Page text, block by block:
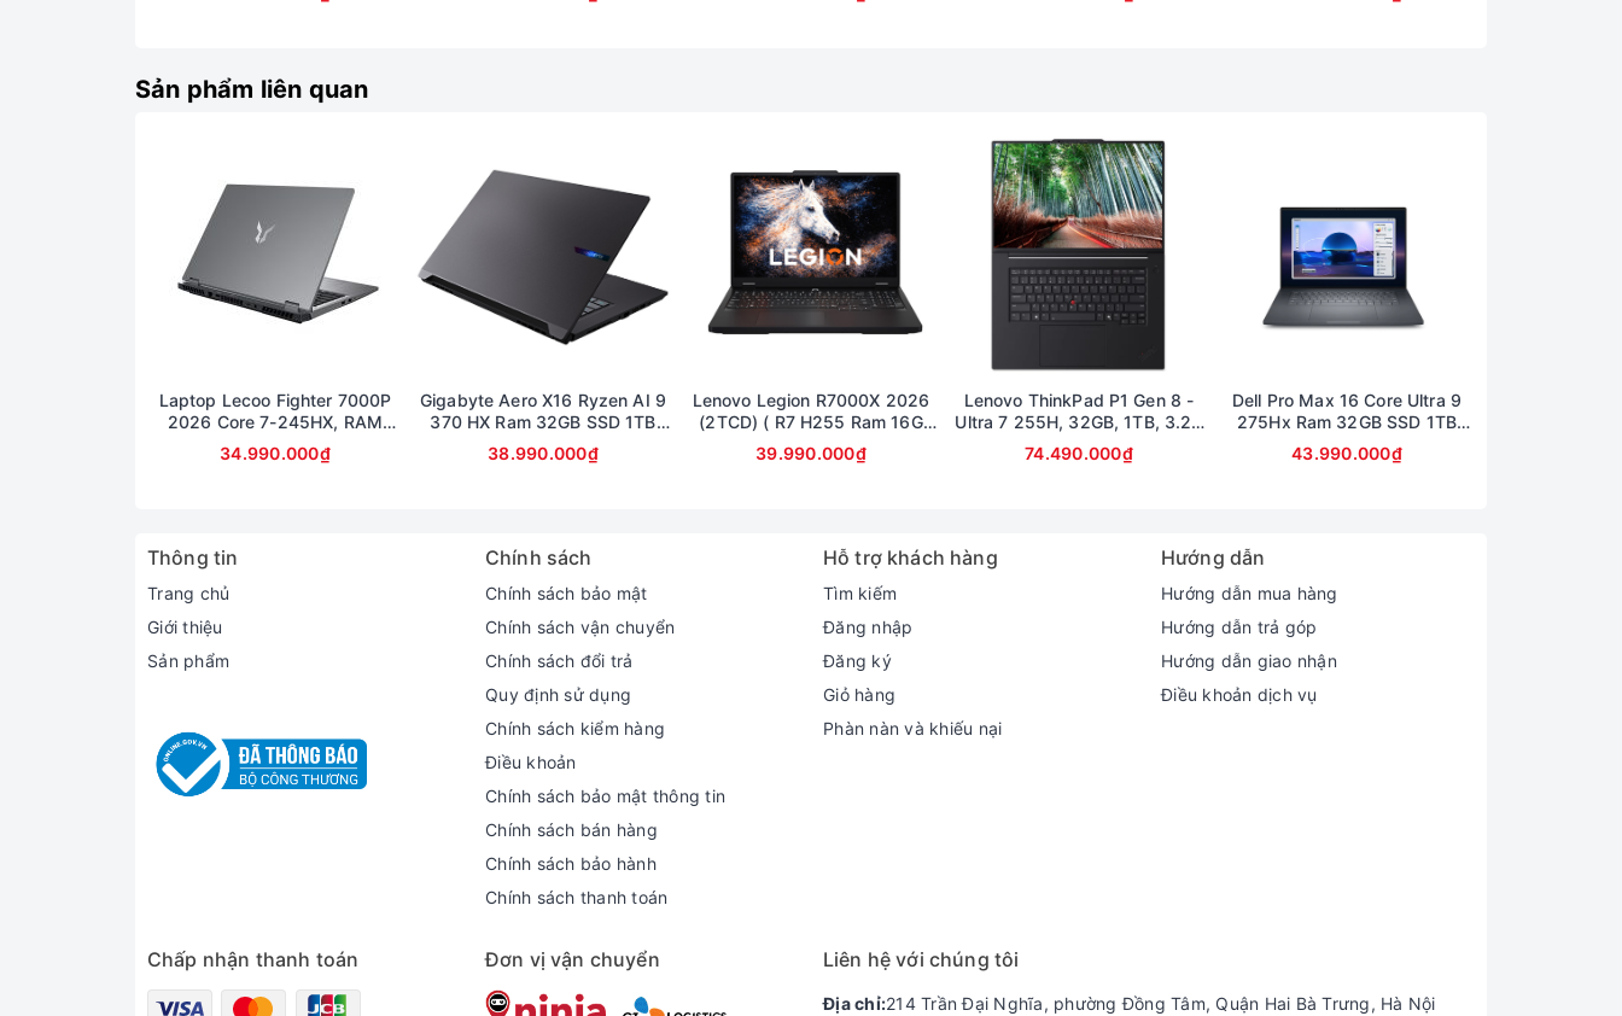
Màn hình sắc nét
Alienware M16 R2 2024 được trang bị màn hình 16inch 2K (2560 x 1600) với độ phân giải này sẽ đem đến cho người dùng hình ảnh vô cùng
sắc nét , chân thực đến từng chi tiết . Độ phủ màu 100% sRGB giúp người dùng xử lí thoải mái các tác vụ đồ họa liên quan đến hình ảnh như
thiết kế nội thất , chỉnh sửa ảnh , video , ... những công việc cần màn đẹp chuẩn màu
RADEON 860M GRAPHICS
FullHD (bảo hành 6 tháng)
Sản phẩm liên quan
Laptop Lecoo Fighter 7000P
2026 Core 7-245HX, RAM
16GB, SSD 512GB, RTX 5060
8GB, màn 16 inch 2.5K 180Hz
34.990.000₫
Gigabyte Aero X16 Ryzen AI 9
370 HX Ram 32GB SSD 1TB
Màn hình 16inch 2.5K RTX
5070 8Gb
38.990.000₫
Lenovo Legion R7000X 2026
(2TCD) ( R7 H255 Ram 16G
SSD 1TB RTX 5060 8G | 15.3in
2.5K OLED 165Hz )
39.990.000₫
Lenovo ThinkPad P1 Gen 8 -
Ultra 7 255H, 32GB, 1TB, 3.2K
120Hz
74.490.000₫
Dell Pro Max 16 Core Ultra 9
275Hx Ram 32GB SSD 1TB
Card RTX 1000 Màn 16inch
FullHD (bảo hành 6 tháng)
43.990.000₫
Thông tin
Trang chủ
Giới thiệu
Sản phẩm
Chính sách
Chính sách bảo mật
Chính sách vận chuyển
Chính sách đổi trả
Quy định sử dụng
Chính sách kiểm hàng
Điều khoản
Chính sách bảo mật thông tin
Chính sách bán hàng
Chính sách bảo hành
Chính sách thanh toán
Hỗ trợ khách hàng
Tìm kiếm
Đăng nhập
Đăng ký
Giỏ hàng
Phàn nàn và khiếu nại
Hướng dẫn
Hướng dẫn mua hàng
Hướng dẫn trả góp
Hướng dẫn giao nhận
Điều khoản dịch vụ
Chấp nhận thanh toán Đơn vị vận chuyển Liên hệ với chúng tôi
Địa chỉ:214 Trần Đại Nghĩa, phường Đồng Tâm, Quận Hai Bà Trưng, Hà Nội